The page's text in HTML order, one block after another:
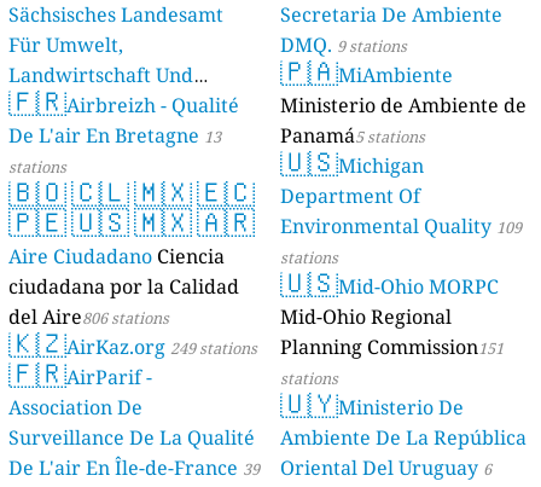
Sächsisches Landesamt
Für Umwelt,
Landwirtschaft Und
Geologie) 50 stations
🇫🇷Airbreizh - Qualité
De L'air En Bretagne 13
stations
🇧🇴🇨🇱🇲🇽🇪🇨
🇵🇪🇺🇸🇲🇽🇦🇷
Aire Ciudadano Ciencia
ciudadana por la Calidad
del Aire806 stations
🇰🇿AirKaz.org 249 stations
🇫🇷AirParif -
Association De
Surveillance De La Qualité
De L'air En Île-de-France 39
Secretaria De Ambiente
DMQ. 9 stations
🇵🇦MiAmbiente
Ministerio de Ambiente de
Panamá5 stations
🇺🇸Michigan
Department Of
Environmental Quality 109
stations
🇺🇸Mid-Ohio MORPC
Mid-Ohio Regional
Planning Commission151
stations
🇺🇾Ministerio De
Ambiente De La República
Oriental Del Uruguay 6